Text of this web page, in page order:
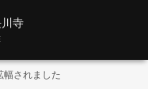
寺
幅されました